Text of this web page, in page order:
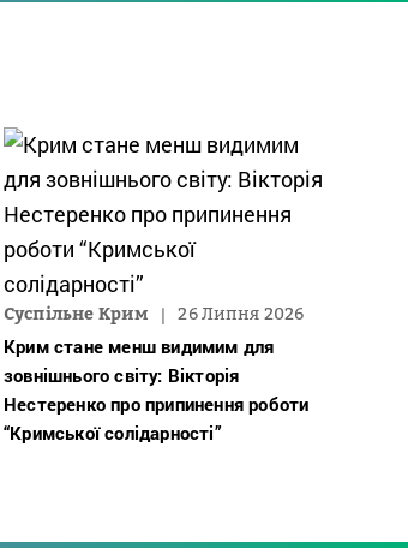
Суспільне Крим 26 Липня 2026
Крим стане менш видимим для
зовнішнього світу: Вікторія
Нестеренко про припинення роботи
“Кримської солідарності”